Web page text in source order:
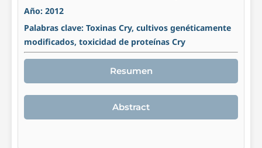
Año: 2012
Palabras clave: Toxinas Cry, cultivos genéticamente
modificados, toxicidad de proteínas Cry
Resumen
Abstract